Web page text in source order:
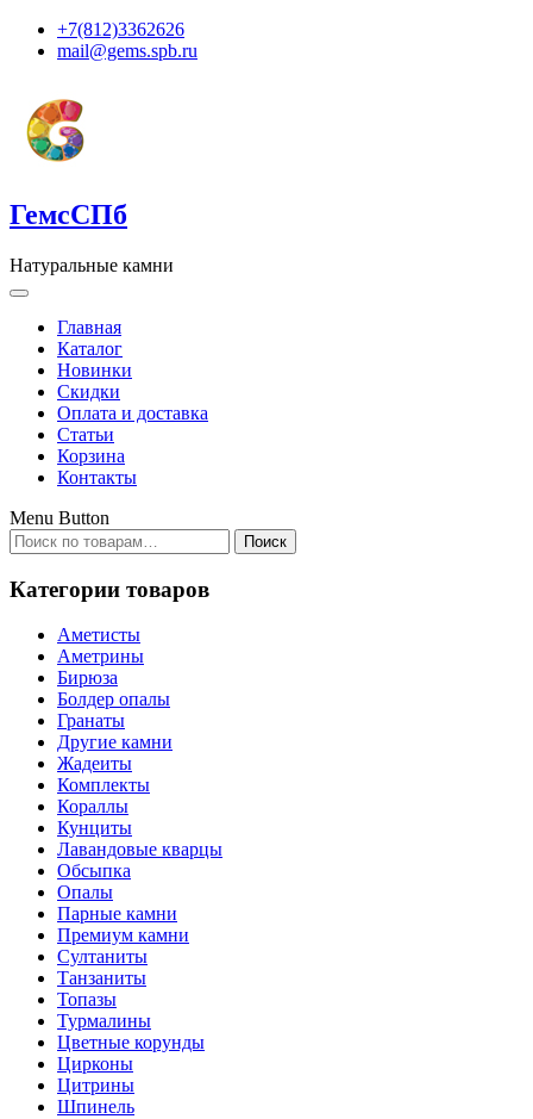
+7(812)3362626
mail@gems.spb.ru
ГемсСПб
Натуральные камни
Главная
Каталог
Новинки
Скидки
Оплата и доставка
Статьи
Корзина
Контакты
Menu Button
Искать:
Поиск
Категории товаров
Аметисты
Аметрины
Бирюза
Болдер опалы
Гранаты
Другие камни
Жадеиты
Комплекты
Кораллы
Кунциты
Лавандовые кварцы
Обсыпка
Опалы
Парные камни
Премиум камни
Султаниты
Танзаниты
Топазы
Турмалины
Цветные корунды
Цирконы
Цитрины
Шпинель